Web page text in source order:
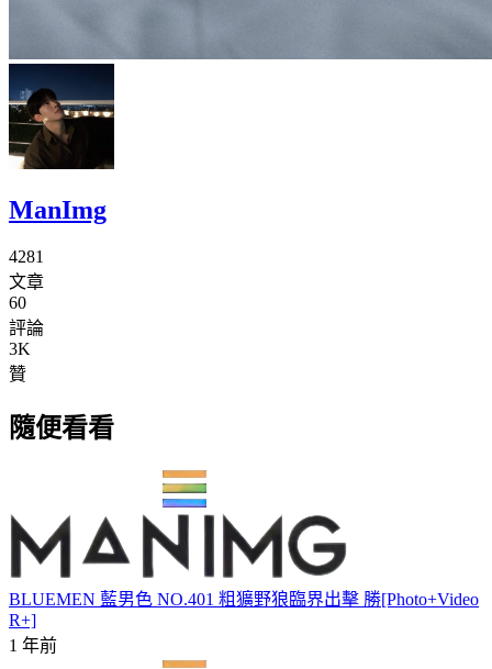
ManImg
4281
文章
60
評論
3K
贊
隨便看看
BLUEMEN 藍男色 NO.401 粗獷野狼臨界出擊 勝[Photo+Video
R+]
1 年前